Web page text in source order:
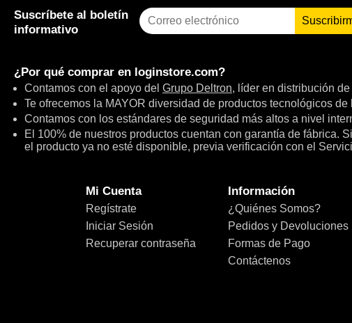
Suscríbete al boletín
informativo
¿Por qué comprar en loginstore.com?
Contamos con el apoyo del Grupo Deltron, líder en distribución
Te ofrecemos la MAYOR diversidad de productos tecnológicos
Contamos con los estándares de seguridad más altos a nivel
El 100% de nuestros productos cuentan con garantía de fábrica.
el producto ya no esté disponible, previa verificación con el
Mi Cuenta
Regístrate
Iniciar Sesión
Recuperar contraseña
Información
¿Quiénes Somos?
Pedidos y Devoluciones
Formas de Pago
Contáctenos